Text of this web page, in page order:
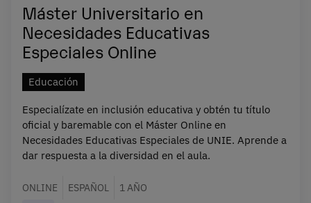
Máster Universitario en
Necesidades Educativas
Especiales Online
Educación
Especialízate en inclusión educativa y obtén tu título
oficial y baremable con el Máster Online en
Necesidades Educativas Especiales de UNIE. Aprende a
dar respuesta a la diversidad en el aula.
ONLINE ESPAÑOL 1 AÑO